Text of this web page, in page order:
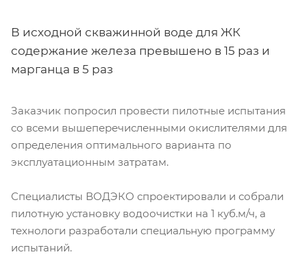
В исходной скважинной воде для ЖК
содержание железа превышено в 15 раз и
марганца в 5 раз
Заказчик попросил провести пилотные испытания
со всеми вышеперечисленными окислителями для
определения оптимального варианта по
эксплуатационным затратам.
Специалисты ВОДЭКО спроектировали и собрали
пилотную установку водоочистки на 1 куб.м/ч, а
технологи разработали специальную программу
испытаний.